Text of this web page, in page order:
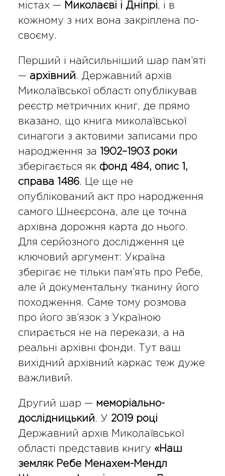
містах — Миколаєві і Дніпрі, і в
кожному з них вона закріплена по-
своєму.
Перший і найсильніший шар пам’яті
— архівний. Державний архів
Миколаївської області опублікував
реєстр метричних книг, де прямо
вказано, що книга миколаївської
синагоги з актовими записами про
народження за 1902–1903 роки
зберігається як фонд 484, опис 1,
справа 1486. Це ще не
опублікований акт про народження
самого Шнеєрсона, але це точна
архівна дорожня карта до нього.
Для серйозного дослідження це
ключовий аргумент: Україна
зберігає не тільки пам’ять про Ребе,
але й документальну тканину його
походження. Саме тому розмова
про його зв’язок з Україною
спирається не на перекази, а на
реальні архівні фонди. Тут ваш
вихідний архівний каркас теж дуже
важливий.
Другий шар — меморіально-
дослідницький. У 2019 році
Державний архів Миколаївської
області представив книгу «Наш
земляк Ребе Менахем-Мендл